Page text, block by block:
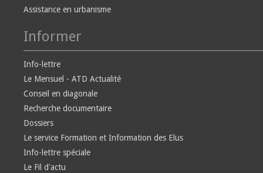
Assistance en urbanisme
Informer
Info-lettre
Le Mensuel - ATD Actualité
Conseil en diagonale
Recherche documentaire
Dossiers
Le service Formation et Information des Elus
Info-lettre spéciale
Le Fil d'actu